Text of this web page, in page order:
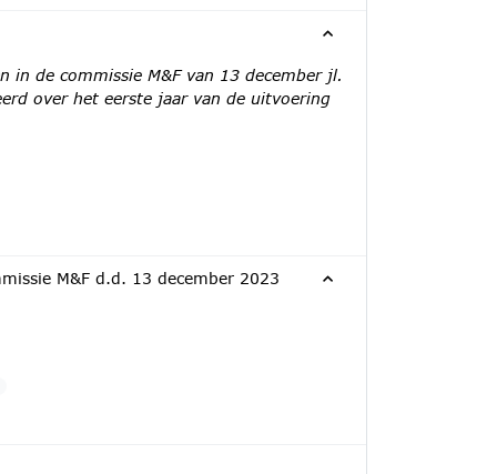
in de commissie M&F van 13 december jl.
over het eerste jaar van de uitvoering
M&F d.d. 13 december 2023